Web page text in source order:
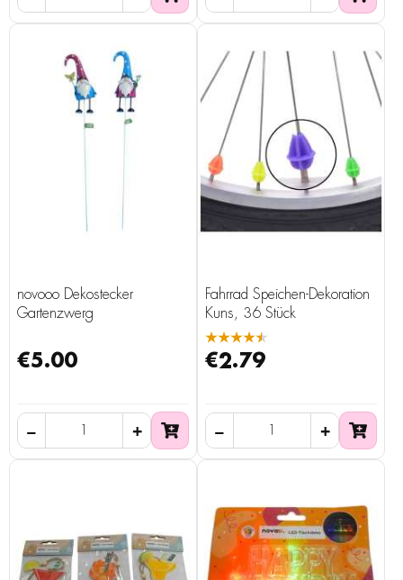
novooo Dekostecker
Gartenzwerg
€5.00
Fahrrad Speichen-Dekoration
Kuns, 36 Stück
★★★★★
€2.79